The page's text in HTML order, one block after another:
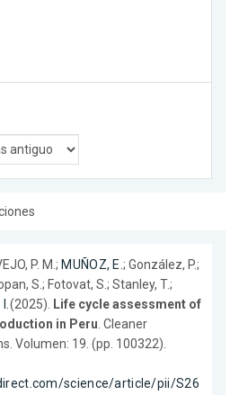
P. M.; MUÑOZ, E.; González, P.;
S.; Fotovat, S.; Stanley, T.;
(2025). Life cycle assessment of
in Peru. Cleaner
Volumen: 19. (pp. 100322).
science/article/pii/S26